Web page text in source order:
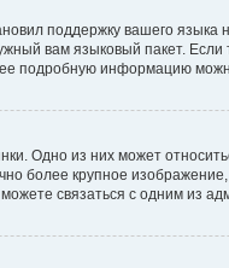
поддержку вашего
вам языковый пакет.
подробную информацию
Одно из них может
более крупное
связаться с одним из